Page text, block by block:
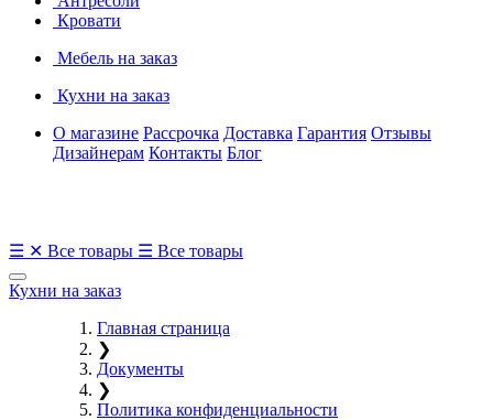
Кровати
Мебель на заказ
Кухни на заказ
О магазине Рассрочка Доставка Гарантия Отзывы
Дизайнерам Контакты Блог
☰ ✕ Все товары ☰ Все товары
Кухни на заказ
Главная страница
❯
Документы
❯
Политика конфиденциальности